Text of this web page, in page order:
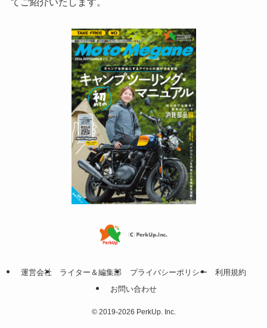
運営会社 ライター＆編集部 プライバシーポリシー
利用規約
お問い合わせ
©2019-2026 PerkUp. Inc.